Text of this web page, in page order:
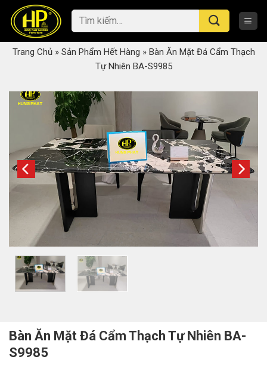
content
Tìm
kiếm:
Trang Chủ» Sản Phẩm Hết Hàng » Bàn Ăn Mặt Đá Cẩm Thạch
Tự Nhiên BA-S9985
Bàn Ăn Mặt Đá Cẩm Thạch Tự Nhiên BA-
S9985